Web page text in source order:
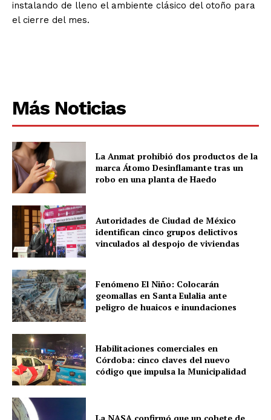
instalando de lleno el ambiente clásico del otoño para
el cierre del mes.
Más Noticias
La Anmat prohibió dos productos de la
marca Átomo Desinflamante tras un
robo en una planta de Haedo
Autoridades de Ciudad de México
identifican cinco grupos delictivos
vinculados al despojo de viviendas
Fenómeno El Niño: Colocarán
geomallas en Santa Eulalia ante
peligro de huaicos e inundaciones
Habilitaciones comerciales en
Córdoba: cinco claves del nuevo
código que impulsa la Municipalidad